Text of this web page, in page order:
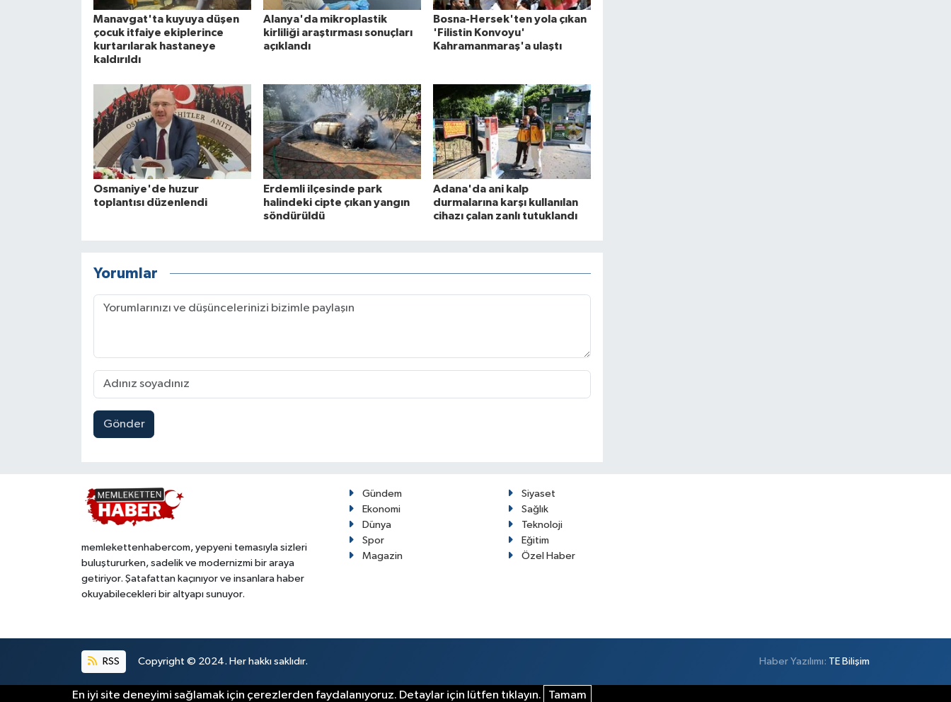
Manavgat'ta kuyuya düşen
çocuk itfaiye ekiplerince
kurtarılarak hastaneye
kaldırıldı
Alanya'da mikroplastik
kirliliği araştırması sonuçları
açıklandı
Bosna-Hersek'ten yola çıkan
'Filistin Konvoyu'
Kahramanmaraş'a ulaştı
Osmaniye'de huzur
toplantısı düzenlendi
Erdemli ilçesinde park
halindeki cipte çıkan yangın
söndürüldü
Adana'da ani kalp
durmalarına karşı kullanılan
cihazı çalan zanlı tutuklandı
Yorumlar
Gönder
memlekettenhabercom, yepyeni temasıyla sizleri
buluştururken, sadelik ve modernizmi bir araya
getiriyor. Şatafattan kaçınıyor ve insanlara haber
okuyabilecekleri bir altyapı sunuyor.
Gündem
Siyaset
Ekonomi
Sağlık
Dünya
Teknoloji
Spor
Eğitim
Magazin
Özel Haber
RSS Copyright © 2024. Her hakkı saklıdır. Haber Yazılımı: TE Bilişim
En iyi site deneyimi sağlamak için çerezlerden faydalanıyoruz. Detaylar için lütfen tıklayın. Tamam